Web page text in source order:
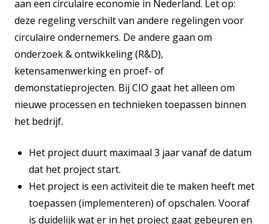
aan een circulaire economie in Nederland. Let op:
deze regeling verschilt van andere regelingen voor
circulaire ondernemers. De andere gaan om
onderzoek & ontwikkeling (R&D),
ketensamenwerking en proef- of
demonstatieprojecten. Bij CIO gaat het alleen om
nieuwe processen en technieken toepassen binnen
het bedrijf.
Het project duurt maximaal 3 jaar vanaf de datum
dat het project start.
Het project is een activiteit die te maken heeft met
toepassen (implementeren) of opschalen. Vooraf
is duidelijk wat er in het project gaat gebeuren en